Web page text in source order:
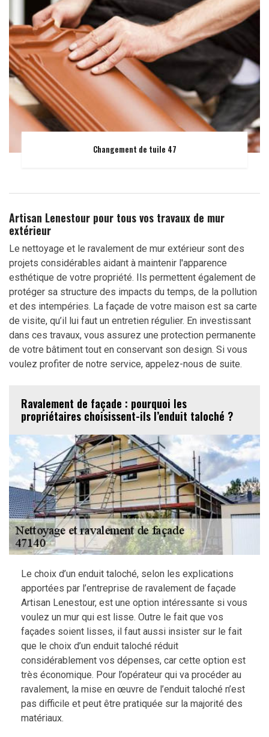
Changement de tuile 47
Artisan Lenestour pour tous vos travaux de mur
extérieur
Le nettoyage et le ravalement de mur extérieur sont des
projets considérables aidant à maintenir l'apparence
esthétique de votre propriété. Ils permettent également de
protéger sa structure des impacts du temps, de la pollution
et des intempéries. La façade de votre maison est sa carte
de visite, qu’il lui faut un entretien régulier. En investissant
dans ces travaux, vous assurez une protection permanente
de votre bâtiment tout en conservant son design. Si vous
voulez profiter de notre service, appelez-nous de suite.
Ravalement de façade : pourquoi les
propriétaires choisissent-ils l’enduit taloché ?
Le choix d’un enduit taloché, selon les explications
apportées par l’entreprise de ravalement de façade
Artisan Lenestour, est une option intéressante si vous
voulez un mur qui est lisse. Outre le fait que vos
façades soient lisses, il faut aussi insister sur le fait
que le choix d’un enduit taloché réduit
considérablement vos dépenses, car cette option est
très économique. Pour l’opérateur qui va procéder au
ravalement, la mise en œuvre de l’enduit taloché n’est
pas difficile et peut être pratiquée sur la majorité des
matériaux.